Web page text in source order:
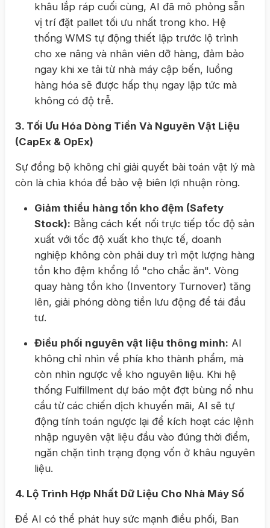
khâu lắp ráp cuối cùng, AI đã mô phỏng sẵn
vị trí đặt pallet tối ưu nhất trong kho. Hệ
thống WMS tự động thiết lập trước lộ trình
cho xe nâng và nhân viên dỡ hàng, đảm bảo
ngay khi xe tải từ nhà máy cập bến, luồng
hàng hóa sẽ được hấp thụ ngay lập tức mà
không có độ trễ.
3. Tối Ưu Hóa Dòng Tiền Và Nguyên Vật Liệu
(CapEx & OpEx)
Sự đồng bộ không chỉ giải quyết bài toán vật lý mà
còn là chìa khóa để bảo vệ biên lợi nhuận ròng.
Giảm thiểu hàng tồn kho đệm (Safety
Stock): Bằng cách kết nối trực tiếp tốc độ sản
xuất với tốc độ xuất kho thực tế, doanh
nghiệp không còn phải duy trì một lượng hàng
tồn kho đệm khổng lồ "cho chắc ăn". Vòng
quay hàng tồn kho (Inventory Turnover) tăng
lên, giải phóng dòng tiền lưu động để tái đầu
tư.
Điều phối nguyên vật liệu thông minh: AI
không chỉ nhìn về phía kho thành phẩm, mà
còn nhìn ngược về kho nguyên liệu. Khi hệ
thống Fulfillment dự báo một đợt bùng nổ nhu
cầu từ các chiến dịch khuyến mãi, AI sẽ tự
động tính toán ngược lại để kích hoạt các lệnh
nhập nguyên vật liệu đầu vào đúng thời điểm,
ngăn chặn tình trạng đọng vốn ở khâu nguyên
liệu.
4. Lộ Trình Hợp Nhất Dữ Liệu Cho Nhà Máy Số
Để AI có thể phát huy sức mạnh điều phối, Ban